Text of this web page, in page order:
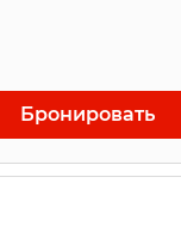
Бронировать